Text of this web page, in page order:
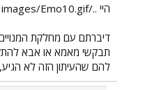
היי ../images/Emo10.gif
דיברתם עם מחלקת
להם שהעיתון הזה לא